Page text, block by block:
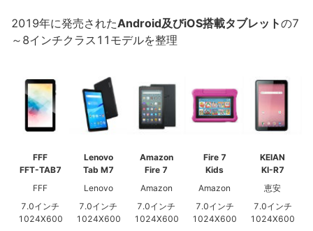
2019年に発売されたAndroid及びiOS搭載タブレットの7
～8インチクラス11モデルを整理
FFF
FFT-TAB7
FFF
7.0インチ
1024X600
Lenovo
Tab M7
Lenovo
7.0インチ
1024X600
Amazon
Fire 7
Amazon
7.0インチ
1024X600
Fire 7
Kids
Amazon
7.0インチ
1024X600
KEIAN
KI-R7
恵安
7.0インチ
1024X600